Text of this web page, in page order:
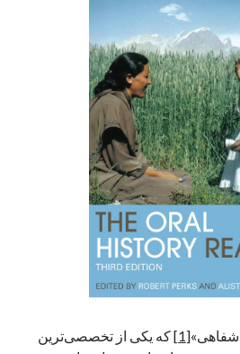
حافظ محیط زیست ایران
بزرگداشت یاد و نام استاد اسماعیل سعادت (مهر ۱۳۰۴- شهریور
شفاهی»[1]
که یکی از تخصصی‌ترین